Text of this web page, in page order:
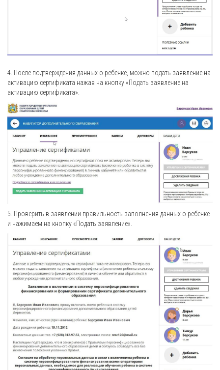
4. После подтверждения данных о ребенке, можно подать заявление на
активацию сертификата нажав на кнопку «Подать заявление на
активацию сертификата».
5. Проверить в заявлении правильность заполнения данных о ребенке
и нажимаем на кнопку «Подать заявление».